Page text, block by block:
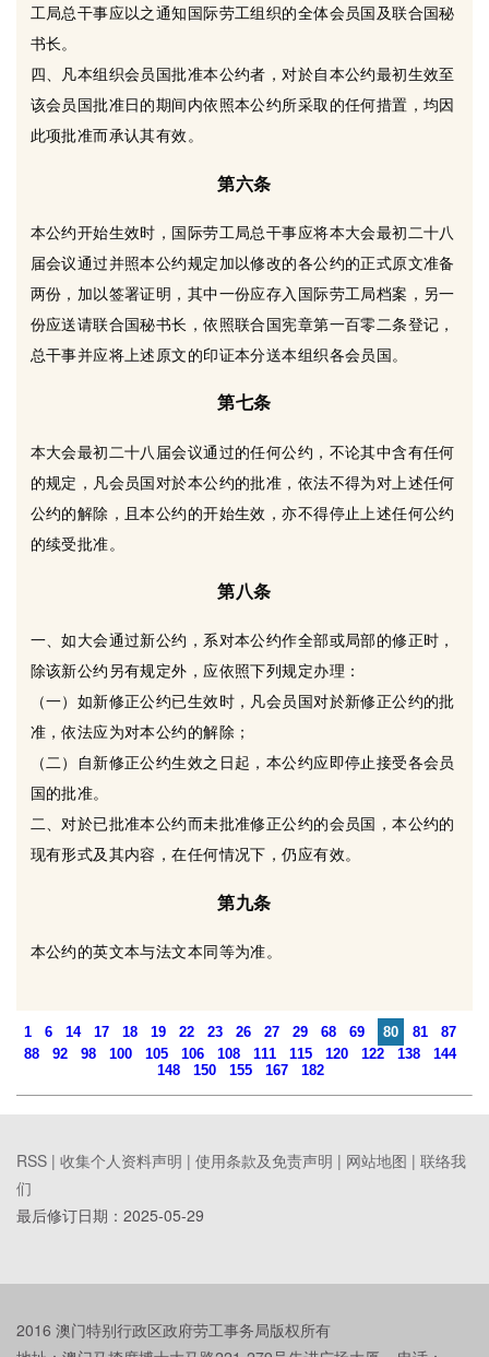
工局总干事应以之通知国际劳工组织的全体会员国及联合国秘
书长。
四、凡本组织会员国批准本公约者，对於自本公约最初生效至
该会员国批准日的期间内依照本公约所采取的任何措置，均因
此项批准而承认其有效。
第六条
本公约开始生效时，国际劳工局总干事应将本大会最初二十八
届会议通过并照本公约规定加以修改的各公约的正式原文准备
两份，加以签署证明，其中一份应存入国际劳工局档案，另一
份应送请联合国秘书长，依照联合国宪章第一百零二条登记，
总干事并应将上述原文的印证本分送本组织各会员国。
第七条
本大会最初二十八届会议通过的任何公约，不论其中含有任何
的规定，凡会员国对於本公约的批准，依法不得为对上述任何
公约的解除，且本公约的开始生效，亦不得停止上述任何公约
的续受批准。
第八条
一、如大会通过新公约，系对本公约作全部或局部的修正时，
除该新公约另有规定外，应依照下列规定办理：
（一）如新修正公约已生效时，凡会员国对於新修正公约的批
准，依法应为对本公约的解除；
（二）自新修正公约生效之日起，本公约应即停止接受各会员
国的批准。
二、对於已批准本公约而未批准修正公约的会员国，本公约的
现有形式及其内容，在任何情况下，仍应有效。
第九条
本公约的英文本与法文本同等为准。
1 6 14 17 18 19 22 23 26 27 29 68 69 80 81
87
88
92 98 100 105 106 108 111 115 120 122 138
144
148
150 155 167 182
RSS | 收集个人资料声明 | 使用条款及免责声明 | 网站地图 | 联络我
们
最后修订日期： 2025-05-29
2016 澳门特别行政区政府劳工事务局版权所有